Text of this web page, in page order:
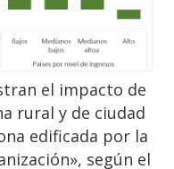
el impacto de
rural y de ciudad
edificada por la
según el